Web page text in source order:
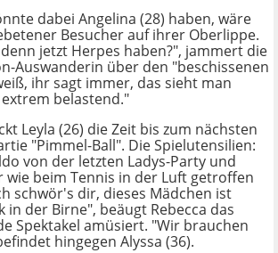
dabei Angelina (28) haben, wäre
Besucher auf ihrer Oberlippe.
jetzt Herpes haben?", jammert die
Auswanderin über den "beschissenen
ihr sagt immer, das sieht man
belastend."
Leyla (26) die Zeit bis zum nächsten
"Pimmel-Ball". Die Spielutensilien:
von der letzten Ladys-Party und
wie beim Tennis in der Luft getroffen
schwör's dir, dieses Mädchen ist
in der Birne", beäugt Rebecca das
Spektakel amüsiert. "Wir brauchen
hingegen Alyssa (36).